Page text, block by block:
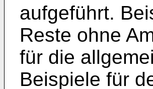
aufgeführt.
Reste ohne
für die
Beispiele für